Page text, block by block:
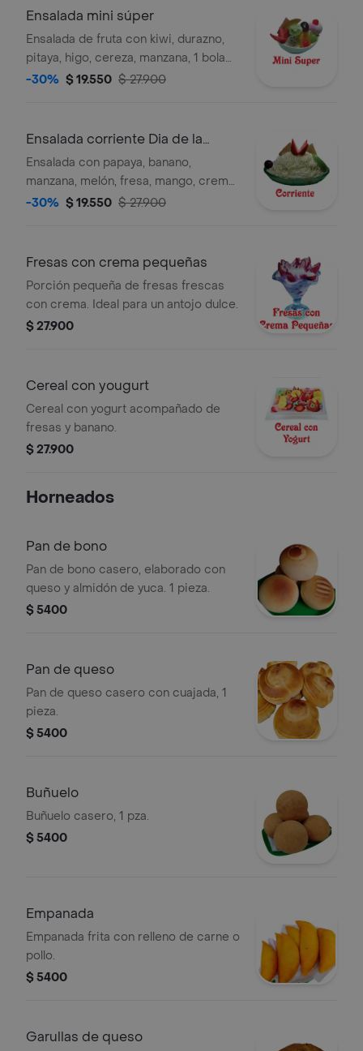
Ensalada mini súper
Ensalada de fruta con kiwi, durazno,
pitaya, higo, cereza, manzana, 1 bola
de helado del día y 1 galleta, porción
-30% $ 19.550 $ 27.900
Ensalada corriente Dia de la
Madre
Ensalada con papaya, banano,
manzana, melón, fresa, mango, crema
y queso.
-30% $ 19.550 $ 27.900
Fresas con crema pequeñas
Porción pequeña de fresas frescas
con crema. Ideal para un antojo dulce.
$ 27.900
Cereal con yougurt
Cereal con yogurt acompañado de
fresas y banano.
$ 27.900
Horneados
Pan de bono
Pan de bono casero, elaborado con
queso y almidón de yuca. 1 pieza.
$ 5400
Pan de queso
Pan de queso casero con cuajada, 1
pieza.
$ 5400
Buñuelo
Buñuelo casero, 1 pza.
$ 5400
Empanada
Empanada frita con relleno de carne o
pollo.
$ 5400
Garullas de queso